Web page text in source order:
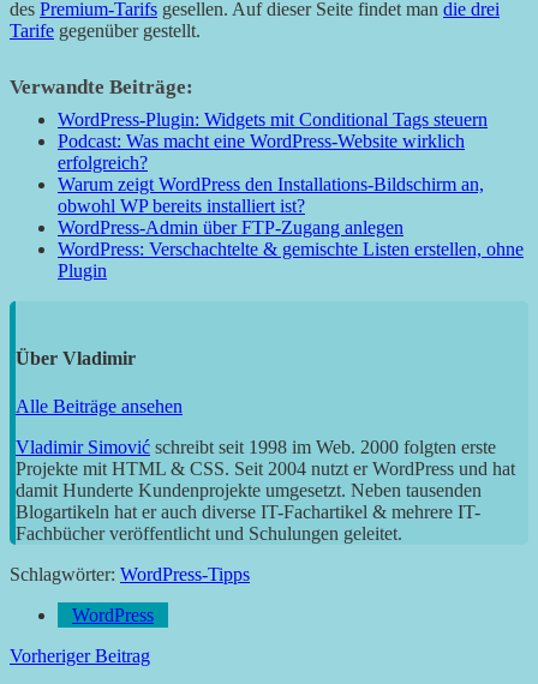
des Premium-Tarifs gesellen. Auf dieser Seite findet man die drei
Tarife gegenüber gestellt.
Verwandte Beiträge:
WordPress-Plugin: Widgets mit Conditional Tags steuern
Podcast: Was macht eine WordPress-Website wirklich
erfolgreich?
Warum zeigt WordPress den Installations-Bildschirm an,
obwohl WP bereits installiert ist?
WordPress-Admin über FTP-Zugang anlegen
WordPress: Verschachtelte & gemischte Listen erstellen, ohne
Plugin
Über Vladimir
Alle Beiträge ansehen
Vladimir Simović schreibt seit 1998 im Web. 2000 folgten erste
Projekte mit HTML & CSS. Seit 2004 nutzt er WordPress und hat
damit Hunderte Kundenprojekte umgesetzt. Neben tausenden
Blogartikeln hat er auch diverse IT-Fachartikel & mehrere IT-
Fachbücher veröffentlicht und Schulungen geleitet.
Schlagwörter: WordPress-Tipps
WordPress
Beitragsnavigation
Vorheriger Beitrag